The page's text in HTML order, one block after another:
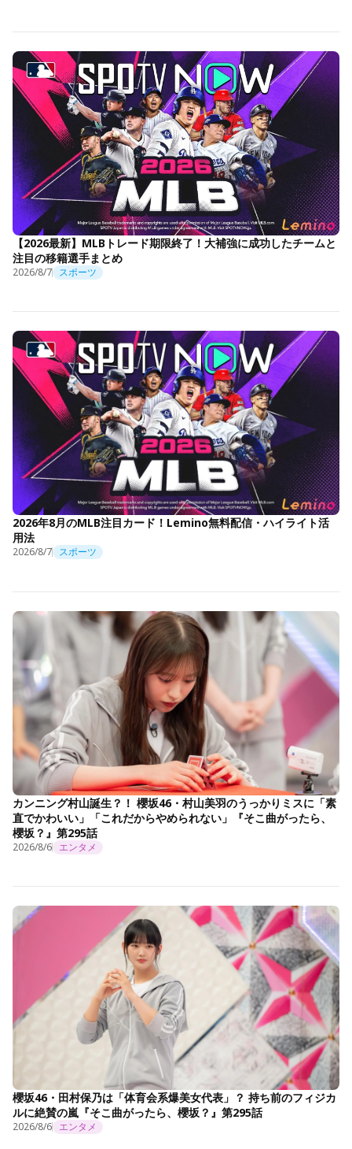
【2026最新】MLBトレード期限終了！大補強に成功したチームと
注目の移籍選手まとめ
2026/8/7 スポーツ
2026年8月のMLB注目カード！Lemino無料配信・ハイライト活
用法
2026/8/7 スポーツ
カンニング村山誕生？！ 櫻坂46・村山美羽のうっかりミスに「素
直でかわいい」「これだからやめられない」『そこ曲がったら、
櫻坂？』第295話
2026/8/6 エンタメ
櫻坂46・田村保乃は「体育会系爆美女代表」？ 持ち前のフィジカ
ルに絶賛の嵐『そこ曲がったら、櫻坂？』第295話
2026/8/6 エンタメ